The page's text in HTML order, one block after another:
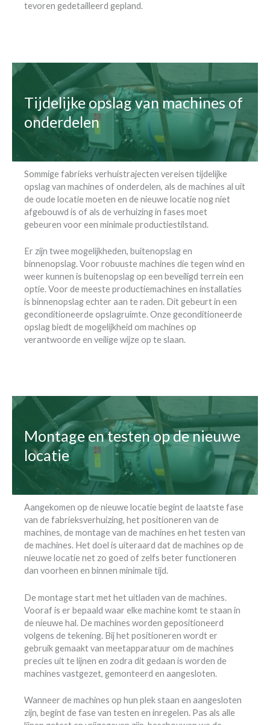
tevoren gedetailleerd gepland.
Tijdelijke opslag van machines of
onderdelen
Sommige fabrieks verhuistrajecten vereisen tijdelijke
opslag van machines of onderdelen, als de machines al uit
de oude locatie moeten en de nieuwe locatie nog niet
afgebouwd is of als de verhuizing in fases moet
gebeuren voor een minimale productiestilstand.
Er zijn twee mogelijkheden, buitenopslag en
binnenopslag. Voor robuuste machines die tegen wind en
weer kunnen is buitenopslag op een beveiligd terrein een
optie. Voor de meeste productiemachines en installaties
is binnenopslag echter aan te raden. Dit gebeurt in een
geconditioneerde opslagruimte. Onze geconditioneerde
opslag biedt de mogelijkheid om machines op
verantwoorde en veilige wijze op te slaan.
Montage en testen op de nieuwe
locatie
Aangekomen op de nieuwe locatie begint de laatste fase
van de fabrieksverhuizing, het positioneren van de
machines, de montage van de machines en het testen van
de machines. Het doel is uiteraard dat de machines op de
nieuwe locatie net zo goed of zelfs beter functioneren
dan voorheen en binnen minimale tijd.
De montage start met het uitladen van de machines.
Vooraf is er bepaald waar elke machine komt te staan in
de nieuwe hal. De machines worden gepositioneerd
volgens de tekening. Bij het positioneren wordt er
gebruik gemaakt van meetapparatuur om de machines
precies uit te lijnen en zodra dit gedaan is worden de
machines vastgezet, gemonteerd en aangesloten.
Wanneer de machines op hun plek staan en aangesloten
zijn, begint de fase van testen en inregelen. Pas als alle